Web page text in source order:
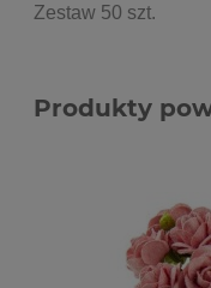
Zestaw 50 szt.
Produkty